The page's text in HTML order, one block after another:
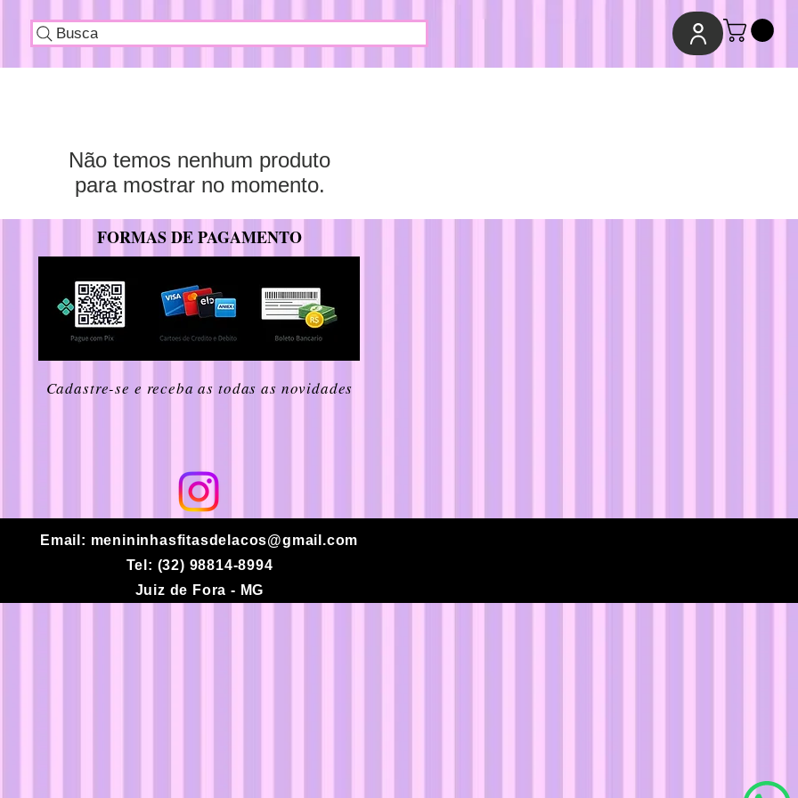
Busca
Não temos nenhum produto
para mostrar no momento.
FORMAS DE PAGAMENTO
Cadastre-se e receba as todas as novidades
Email: menininhasfitasdelacos@gmail.com
Tel: (32) 98814-8994
Juiz de Fora - MG